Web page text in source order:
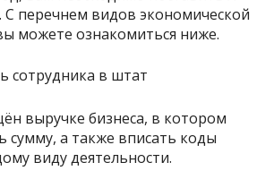
С перечнем видов экономической
можете ознакомиться ниже.
выручке бизнеса, в котором
сумму, а также вписать коды
виду деятельности.